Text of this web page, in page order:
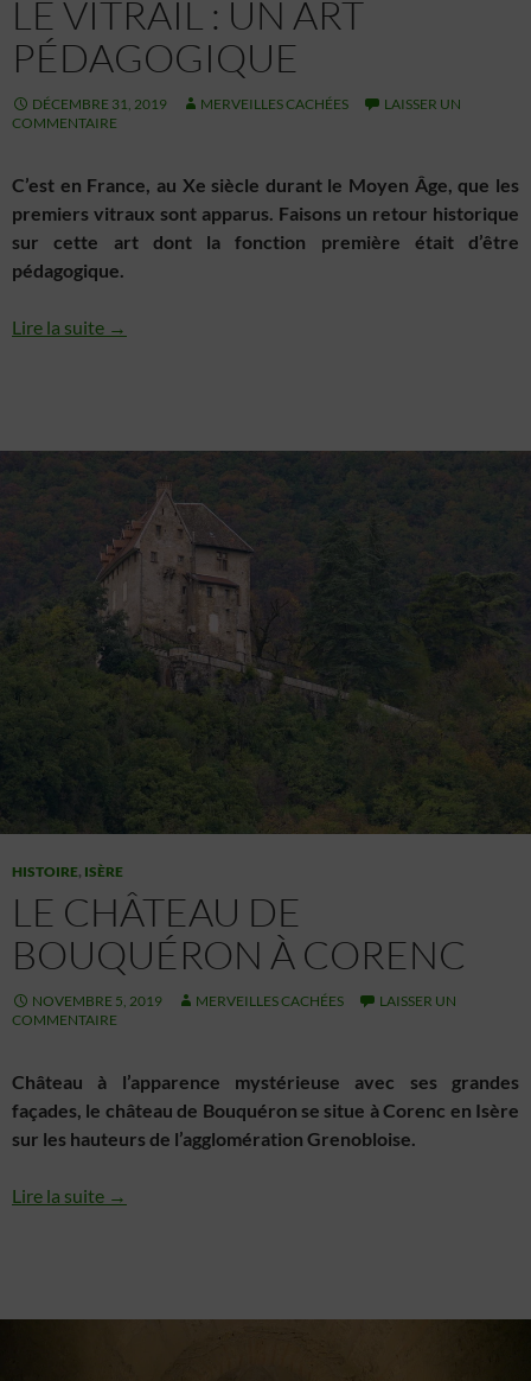
LE VITRAIL : UN ART
PÉDAGOGIQUE
DÉCEMBRE 31, 2019 MERVEILLES CACHÉES
LAISSER UN
COMMENTAIRE
C’est en France, au Xe siècle durant le Moyen Âge, que les
premiers vitraux sont apparus. Faisons un retour historique
sur cette art dont la fonction première était d’être
pédagogique.
Lire la suite →
HISTOIRE, ISÈRE
LE CHÂTEAU DE
BOUQUÉRON À CORENC
NOVEMBRE 5, 2019 MERVEILLES CACHÉES
LAISSER UN
COMMENTAIRE
Château à l’apparence mystérieuse avec ses grandes
façades, le château de Bouquéron se situe à Corenc en Isère
sur les hauteurs de l’agglomération Grenobloise.
Lire la suite →